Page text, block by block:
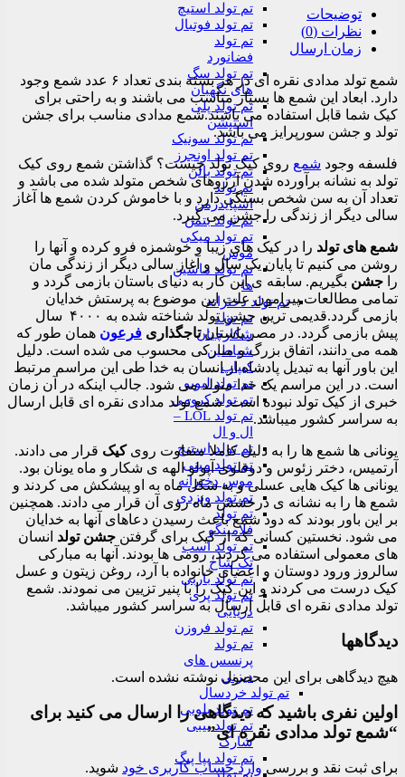
تم تولد استیچ
تم تولد فوتبال
تم تولد
فضانورد
تم تولد سگ
های نگهبان
تم تولد پلی
استیشن
تم تولد سونیک
تم تولد اونجرز
تم تولد بالن
تم تولد
اسپایدرمن
تم تولد بتمن
تم تولد میکی
موس
تم تولد ماشین
ها
تم تولد دخترانه
تم تولد
شکارچیان
شیاطین
کیپاپ
تم تولد لبوبو
تم تولد کرومی
تم تولد LOL –
ال و ال
تم تولد استیچ
تم تولد مینی
موس دخترانه
تم تولد ونزدی
تم تولد
فلامینگو
تم تولد اسب
تک شاخ
تم تولد باربی
تم تولد پری
دریایی
تم تولد فروزن
تم تولد
پرنسس های
دیزنی
تم تولد خردسال
تم تولد بلویی
تم تولد بیبی
شارک
تم تولد پپا پیگ
توضیحات
نظرات (0)
زمان ارسال
شمع تولد مدادی نقره ای در هر بسته بندی تعداد ۶ عدد شمع وجود
دارد. ابعاد این شمع ها بسیار مناسب می باشند و به راحتی برای
کیک شما قابل استفاده می باشند.شمع مدادی مناسب برای جشن
تولد و جشن سورپرایز می باشد.
فلسفه وجود شمع روی کیک تولد چیست؟ گذاشتن شمع روی کیک
تولد به نشانه برآورده شدن آرزوهای شخص متولد شده می باشد و
تعداد آن به سن شخص بستگی دارد و با خاموش کردن شمع ها آغاز
سالی دیگر از زندگی را جشن می گیرد.
شمع های تولد را در کیک های زیبا و خوشمزه فرو کرده و آنها را
روشن می کنیم تا پایان یک سال و آغاز سالی دیگر از زندگی مان
را جشن بگیریم. سابقه ی این کار به دنیای باستان بازمی گردد و
تمامی مطالعات پیرامون علت این موضوع به پرستش خدایان
بازمی گردد.قدیمی ترین جشن تولد شناخته شده به ۴۰۰۰ سال
پیش بازمی گردد. در مصر باستانتاجگذاری فرعون همان طور که
همه می دانند، اتفاق بزرگ و مبارکی محسوب می شده است. دلیل
این باور آنها به تبدیل پادشاه از انسان به خدا طی این مراسم مرتبط
است. در این مراسم یک خدا متولد می شود. جالب اینکه در آن زمان
خبری از کیک تولد نبوده است. شمع تولد مدادی نقره ای قابل ارسال
به سراسر کشور میباشد.
یونانی ها شمع ها را به دلیل کاملا متفاوت رویکیک قرار می دادند.
آرتمیس، دختر زئوس و دوقلوی آپولو الهه ی شکار و ماه یونان بود.
یونانی ها کیک هایی عسلی و به شکل ماه به او پیشکش می کردند و
شمع ها را به نشانه ی درخشش ماه روی آن قرار می دادند. همچنین
بر این باور بودند که دود شمع باعث رسیدن دعاهای آنها به خدایان
می شود. نخستین کسانی که از کیک برای گرفتن جشن تولد انسان
های معمولی استفاده می کردند، رومی ها بودند. آنها به مبارکی
سالروز ورود دوستان و اعضای خانواده با آرد، روغن زیتون و عسل
کیک درست می کردند و این کیک را با پنیر تزیین می نمودند. شمع
تولد مدادی نقره ای قابل ارسال به سراسر کشور میباشد.
دیدگاهها
هیچ دیدگاهی برای این محصول نوشته نشده است.
اولین نفری باشید که دیدگاهی را ارسال می کنید برای
“شمع تولد مدادی نقره ای”
برای ثبت نقد و بررسی وارد حساب کاربری خود شوید.